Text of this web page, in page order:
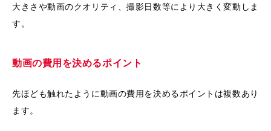
大きさや動画のクオリティ、撮影日数等により大きく変動しま
す。
動画の費用を決めるポイント
先ほども触れたように動画の費用を決めるポイントは複数あり
ます。